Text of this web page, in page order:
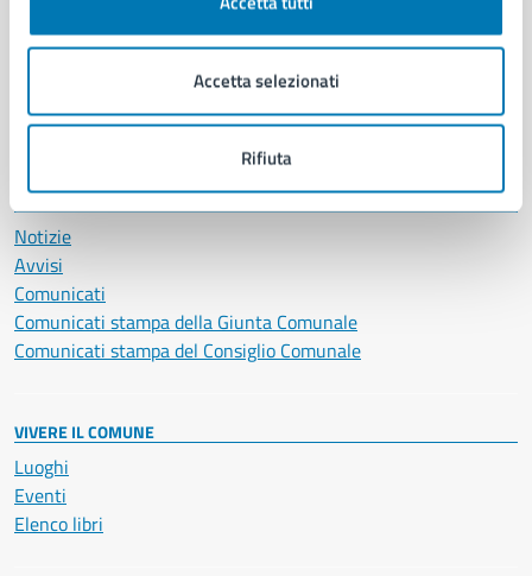
Accetta selezionati
Rifiuta
Giustizia e sicurezza pubblica
Imprese e commercio
Vita lavorativa
NOVITÀ
Notizie
Avvisi
Comunicati
Comunicati stampa della Giunta Comunale
Comunicati stampa del Consiglio Comunale
VIVERE IL COMUNE
Luoghi
Eventi
Elenco libri